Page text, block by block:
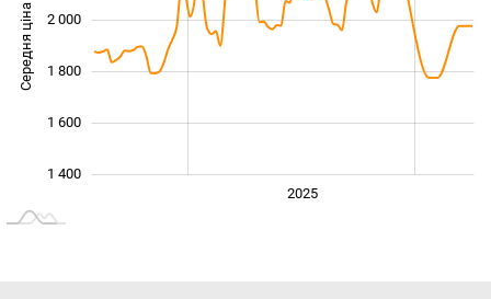
Середня ціна
1 400
1 600
1 800
2 000
2025